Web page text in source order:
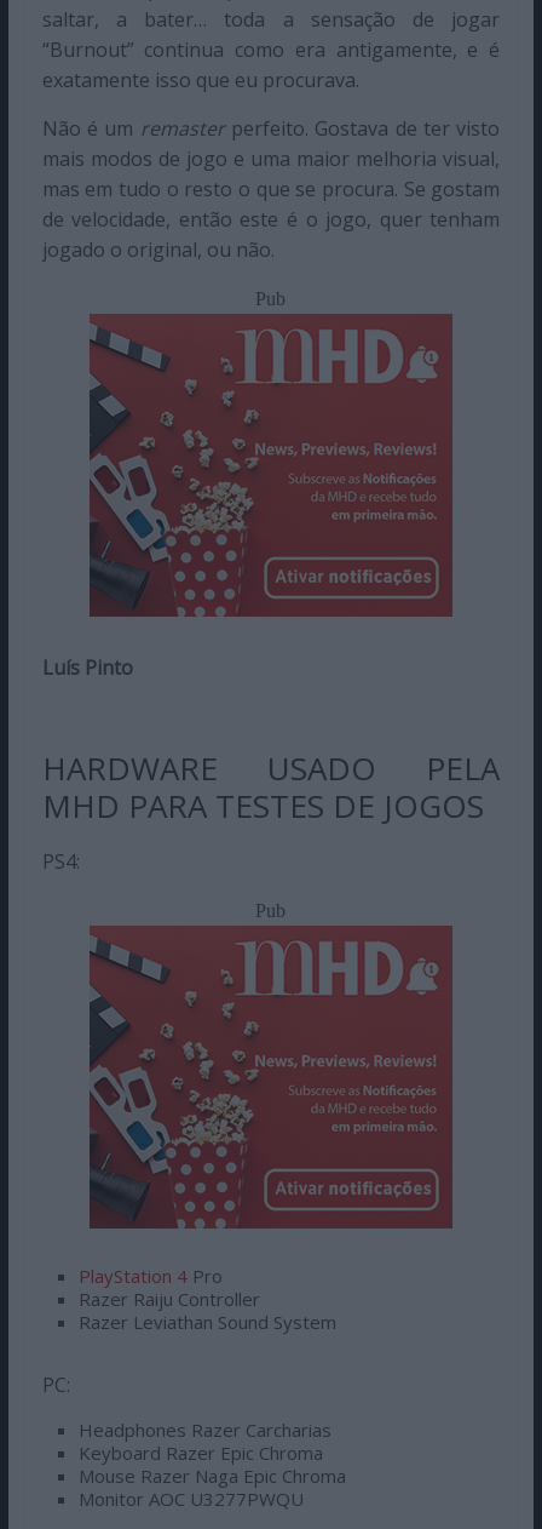
saltar, a bater… toda a sensação de jogar
“Burnout” continua como era antigamente, e é
exatamente isso que eu procurava.
Não é um remasterperfeito. Gostava de ter visto
mais modos de jogo e uma maior melhoria visual,
mas em tudo o resto o que se procura. Se gostam
de velocidade, então este é o jogo, quer tenham
jogado o original, ou não.
Pub
Luís Pinto
HARDWARE USADO PELA
MHD PARA TESTES DE JOGOS
PS4:
Pub
PlayStation 4Pro
Razer Raiju Controller
Razer Leviathan Sound System
PC:
Headphones Razer Carcharias
Keyboard Razer Epic Chroma
Mouse Razer Naga Epic Chroma
Monitor AOC U3277PWQU